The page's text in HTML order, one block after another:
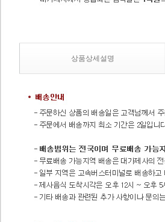
상품상세설명